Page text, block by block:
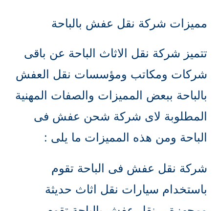
مميزات شركة نقل عفش بالباحة
تتميز شركة نقل الاثاث الباحة عن باقى
شركات ومكاتب ومؤسسات نقل العفش
بالباحة ببعض المميزات والصفات المهنية
المطلوبة لاى شركة شحن عفش فى
الباحة ومن هذه المميزات ما يلى :
شركة نقل عفش فى الباحة تقوم
باستخدام سيارات نقل اثاث حديثة